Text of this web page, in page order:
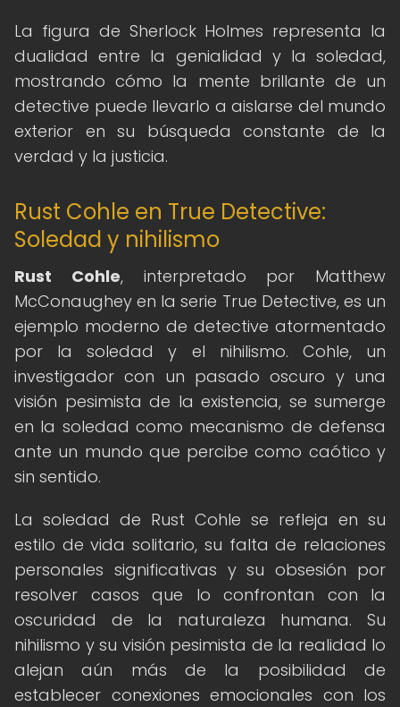
La figura de Sherlock Holmes representa la
dualidad entre la genialidad y la soledad,
mostrando cómo la mente brillante de un
detective puede llevarlo a aislarse del mundo
exterior en su búsqueda constante de la
verdad y la justicia.
Rust Cohle en True Detective:
Soledad y nihilismo
Rust Cohle, interpretado por Matthew
McConaughey en la serie True Detective, es un
ejemplo moderno de detective atormentado
por la soledad y el nihilismo. Cohle, un
investigador con un pasado oscuro y una
visión pesimista de la existencia, se sumerge
en la soledad como mecanismo de defensa
ante un mundo que percibe como caótico y
sin sentido.
La soledad de Rust Cohle se refleja en su
estilo de vida solitario, su falta de relaciones
personales significativas y su obsesión por
resolver casos que lo confrontan con la
oscuridad de la naturaleza humana. Su
nihilismo y su visión pesimista de la realidad lo
alejan aún más de la posibilidad de
establecer conexiones emocionales con los